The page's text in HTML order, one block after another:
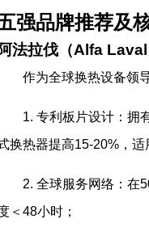
强品牌推荐及
阿法拉伐（Alfa Laval
作为全球换热设备领
1. 专利板片设计：拥
换热器提高15-20%，适
2. 全球服务网络：在
＜48小时；